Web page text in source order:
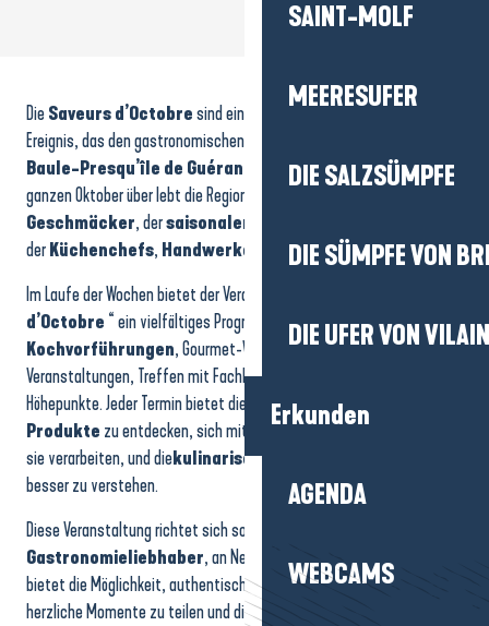
SAINT-MOLF
MEERESUFER
DIE SALZSÜMPFE
DIE SÜMPFE VON
DIE UFER VON
Erkunden
AGENDA
WEBCAMS
Exposition : Visages d'Eau
Le jeu du mercredi : Imagine !
Stage " Carnet de voyages"
Bernard Werber V.I.E
Super Boom
Projection nocturne John Howe
Atelier peinture sur tableau
Tea Time à la Table du Saint-Christophe
Les Celtiques - Apéro Concert
Soirée Vintage
DieSaveurs d’Octobresind ein symbolträchtiges kulinarisches
Ereignis, das den gastronomischen Reichtum des Reiseziels
Baule-Presqu’île de Guérande
in den Mittelpunkt stellt. Den
ganzen Oktober über lebt die Region im Rhythmus der
Geschmäcker, dersaisonalen Produkte
derKüchenchefs, Handwerker Produzenten.
Im Laufe der Wochen bietet der Veranstaltungskalender “
d’Octobre “ ein vielfältiges Programm, das für alle zugänglich ist:
Kochvorführungen, Gourmet-Workshops, gesellige
Veranstaltungen, Treffen mit Fachleuten, Verkostungen und festliche
Höhepunkte. Jeder Termin bietet die Gelegenheit,
regionale
Produkte zu entdecken, sich mit denjenigen auszutauschen, die
sie verarbeiten, und diekulinarische Identität
besser zu verstehen.
Diese Veranstaltung richtet sich sowohl an Familien als auch an
Gastronomieliebhaber, an Neugierige wie an Begeisterte. Sie
bietet die Möglichkeit, authentische Erfahrungen zu machen,
herzliche Momente zu teilen und die Halbinsel durch einen